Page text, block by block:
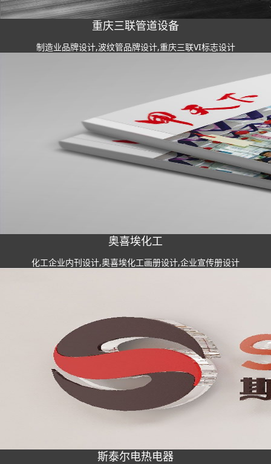
重庆三联管道设备
制造业品牌设计,波纹管品牌设计,重庆三联VI标志设计
奥喜埃化工
化工企业内刊设计,奥喜埃化工画册设计,企业宣传册设计
斯泰尔电热电器